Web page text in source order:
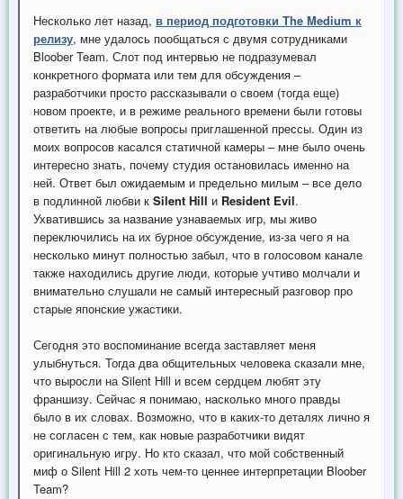
Несколько лет назад, в период подготовки The Medium к
релизу, мне удалось пообщаться с двумя сотрудниками
Bloober Team. Слот под интервью не подразумевал
конкретного формата или тем для обсуждения –
разработчики просто рассказывали о своем (тогда еще)
новом проекте, и в режиме реального времени были готовы
ответить на любые вопросы приглашенной прессы. Один из
моих вопросов касался статичной камеры – мне было очень
интересно знать, почему студия остановилась именно на
ней. Ответ был ожидаемым и предельно милым – все дело
в подлинной любви к Silent Hill и Resident Evil.
Ухватившись за название узнаваемых игр, мы живо
переключились на их бурное обсуждение, из-за чего я на
несколько минут полностью забыл, что в голосовом канале
также находились другие люди, которые учтиво молчали и
внимательно слушали не самый интересный разговор про
старые японские ужастики.
Сегодня это воспоминание всегда заставляет меня
улыбнуться. Тогда два общительных человека сказали мне,
что выросли на Silent Hill и всем сердцем любят эту
франшизу. Сейчас я понимаю, насколько много правды
было в их словах. Возможно, что в каких-то деталях лично я
не согласен с тем, как новые разработчики видят
оригинальную игру. Но кто сказал, что мой собственный
миф о Silent Hill 2 хоть чем-то ценнее интерпретации Bloober
Team?